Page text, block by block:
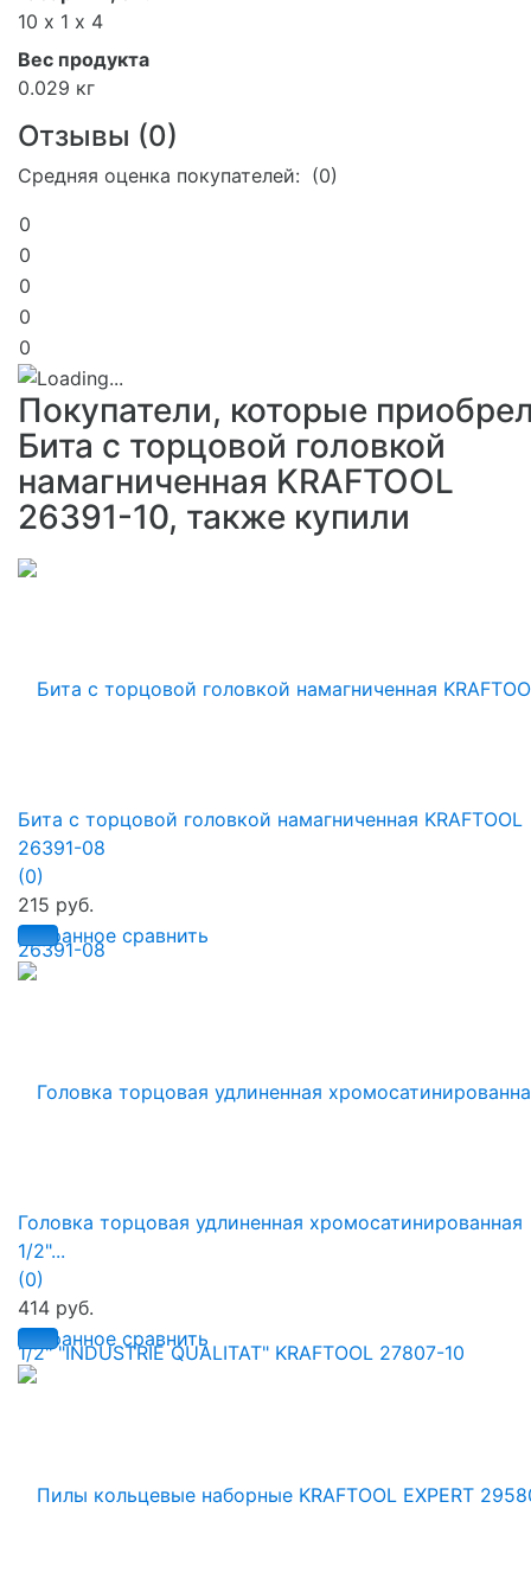
10 х 1 х 4
Вес продукта
0.029 кг
Отзывы (0)
Средняя оценка покупателей: (0)
0
0
0
0
0
Покупатели, которые
Бита с торцовой головкой
намагниченная KRAFTOOL
26391-10, также купили
избранное сравнить
Бита с торцовой головкой намагниченная KRAFTOOL
26391-08
(0)
215 руб.
избранное сравнить
Головка торцовая удлиненная хромосатинированная
1/2"...
(0)
414 руб.